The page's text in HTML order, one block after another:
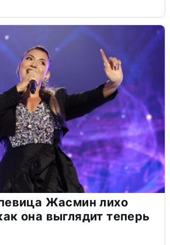
Жасмин лихо
она выглядит теперь